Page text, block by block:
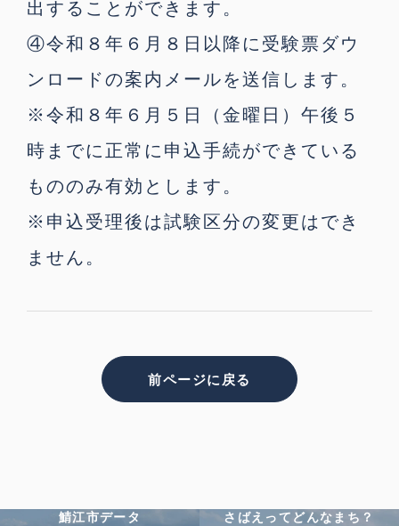
出することができます。
④令和８年６月８日以降に受験票ダウ
ンロードの案内メールを送信します。
※令和８年６月５日（金曜日）午後５
時までに正常に申込手続ができている
もののみ有効とします。
※申込受理後は試験区分の変更はでき
ません。
前ページに戻る
鯖江市データ
さばえってどんなまち？